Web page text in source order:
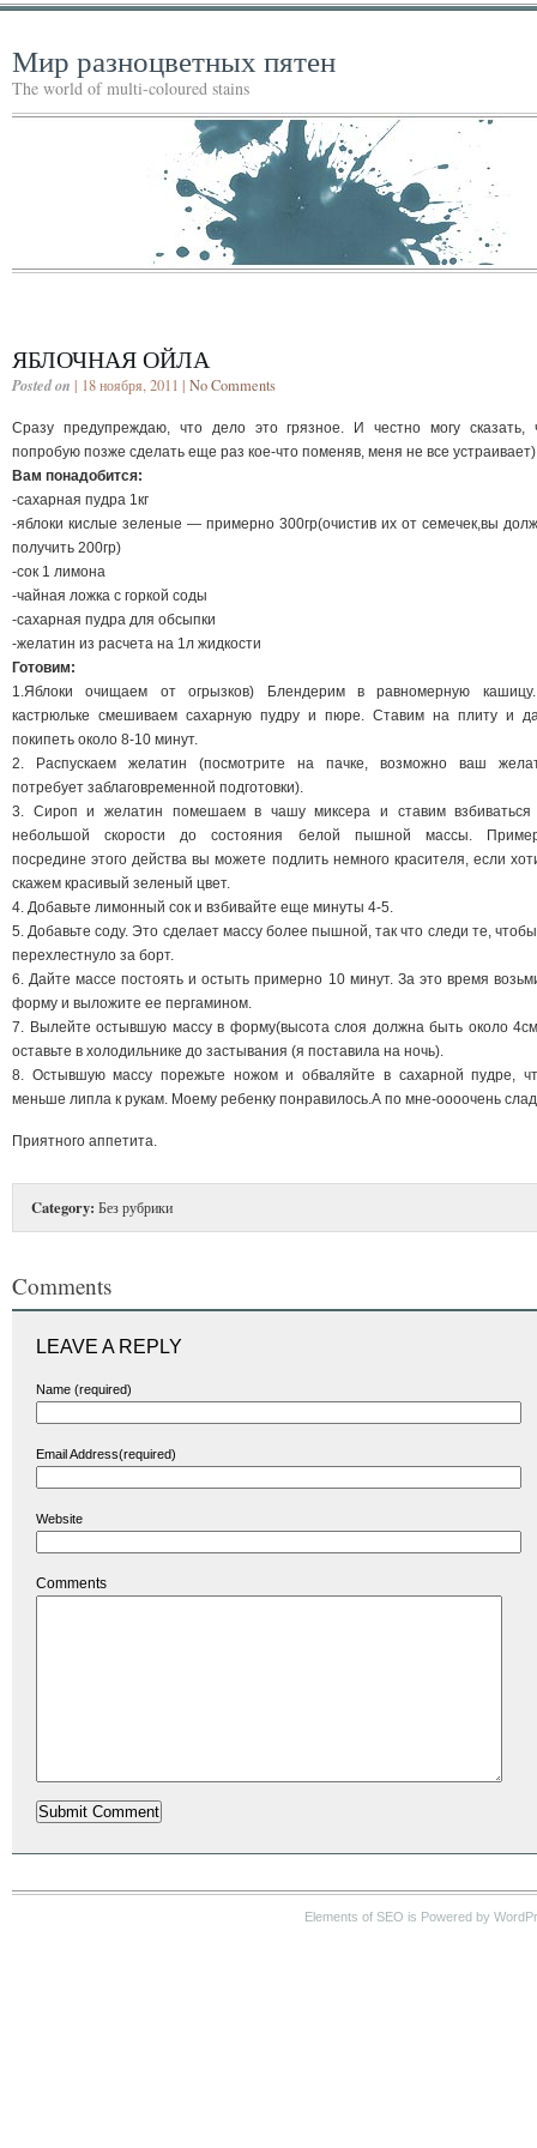
Мир разноцветных пятен
The world of multi-coloured stains
ЯБЛОЧНАЯ ОЙЛА
Posted on | 18 ноября, 2011 | No Comments
Сразу предупреждаю, что дело это грязное. И честно могу сказать,
попробую позже сделать еще раз кое-что поменяв, меня не все устраивает)
Вам понадобится:
-сахарная пудра 1кг
-яблоки кислые зеленые — примерно 300гр(очистив их от семечек,вы
получить 200гр)
-сок 1 лимона
-чайная ложка с горкой соды
-сахарная пудра для обсыпки
-желатин из расчета на 1л жидкости
Готовим:
1.Яблоки очищаем от огрызков) Блендерим в равномерную
кастрюльке смешиваем сахарную пудру и пюре. Ставим на плиту и
покипеть около 8-10 минут.
2. Распускаем желатин (посмотрите на пачке, возможно ваш
потребует заблаговременной подготовки).
3. Сироп и желатин помешаем в чашу миксера и ставим
небольшой скорости до состояния белой пышной массы.
посредине этого действа вы можете подлить немного красителя, если
скажем красивый зеленый цвет.
4. Добавьте лимонный сок и взбивайте еще минуты 4-5.
5. Добавьте соду. Это сделает массу более пышной, так что следи те,
перехлестнуло за борт.
6. Дайте массе постоять и остыть примерно 10 минут. За это время
форму и выложите ее пергамином.
7. Вылейте остывшую массу в форму(высота слоя должна быть около
оставьте в холодильнике до застывания (я поставила на ночь).
8. Остывшую массу порежьте ножом и обваляйте в сахарной пудре,
меньше липла к рукам. Моему ребенку понравилось.А по мне-оооочень
Приятного аппетита.
Category: Без рубрики
Comments
LEAVE A REPLY
Name (required)
Email Address(required)
Website
Comments
Elements of SEO is Powered by